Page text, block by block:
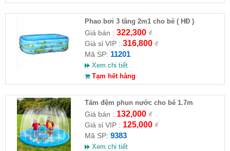
Phao bơi 3 tầng 2m1 cho bé ( HĐ )
Giá bán : 322,300₫
Giá sỉ VIP : 316,800₫
Mã SP: 11201
Xem chi tiết
Tạm hết hàng
Tấm đệm phun nước cho bé 1.7m
Giá bán : 132,000₫
Giá sỉ VIP : 125,000₫
Mã SP: 9383
Xem chi tiết